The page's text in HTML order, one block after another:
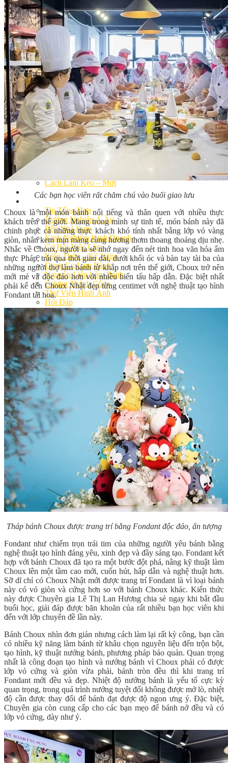
Khóa Học Handmade Mini Cake
Master Class
Chuyên Đề
Khai Giảng
Đăng Ký Học
Công Thức
Cách Làm Bánh Việt
Cách Làm Bánh Âu
Cách Làm Bánh Kem
Cách Làm Bánh Mì
Cách Làm Bánh Trung Thu
Cách Làm Bánh Flan
Cách Làm Bánh Bao
Cách Làm Bánh Bông Lan
Cách Làm Bánh Su Kem
Cách làm bánh CupCake
Cách làm bánh chay
Cách Làm Kẹo – Mứt
Video
Tin Tổng Hợp
Hướng Nghiệp Á Âu
Bếp Nhà Kate
Kinh Nghiệm Kinh Doanh
Cơ Hội Việc Làm
Kiến Thức – Kỹ Năng
Dụng Cụ Làm Bánh
Nguyên Liệu Làm Bánh
Gương Thành Công
Thư Viện Hình Ảnh
Hỏi Đáp
Siêu thị ĐVP Market
Việc Làm
Chưa có sản phẩm trong giỏ hàng.
Giỏ hàng
Chưa có sản phẩm trong giỏ hàng.
Các bạn học viên rất chăm chú vào buổi giao lưu
Choux là một món bánh nổi tiếng và thân quen với nhiều thực
khách trên thế giới. Mang trong mình sự tinh tế, món bánh này đã
chinh phục cả những thực khách khó tính nhất bằng lớp vỏ vàng
giòn, nhân kem mịn màng cùng hương thơm thoang thoảng dịu nhẹ.
Nhắc về Choux, người ta sẽ nhớ ngay đến nét tinh hoa văn hóa ẩm
thực Pháp, trải qua thời gian dài, dưới khối óc và bàn tay tài ba của
những người thợ làm bánh từ khắp nơi trên thế giới, Choux trở nên
mới mẻ và độc đáo hơn với nhiều biến tấu hấp dẫn. Đặc biệt nhất
phải kể đến Choux Nhật đẹp từng centimet với nghệ thuật tạo hình
Fondant tài hoa.
Tháp bánh Choux được trang trí bằng Fondant độc đáo, ấn tượng
Fondant như chiếm trọn trái tim của những người yêu bánh bằng
nghệ thuật tạo hình đáng yêu, xinh đẹp và đầy sáng tạo. Fondant kết
hợp với bánh Choux đã tạo ra một bước đột phá, nâng kỹ thuật làm
Choux lên một tầm cao mới, cuốn hút, hấp dẫn và nghệ thuật hơn.
Sỡ dĩ chỉ có Choux Nhật mới được trang trí Fondant là vì loại bánh
này có vỏ giòn và cứng hơn so với bánh Choux khác. Kiến thức
này được Chuyên gia Lê Thị Lan Hương chia sẻ ngay khi bắt đầu
buổi học, giải đáp được băn khoăn của rất nhiều bạn học viên khi
đến với lớp chuyên đề lần này.
Bánh Choux nhìn đơn giản nhưng cách làm lại rất kỳ công, bạn cần
có nhiều kỹ năng làm bánh từ khâu chọn nguyên liệu đến trộn bột,
tạo hình, kỹ thuật nướng bánh, phương pháp bảo quản. Quan trọng
nhất là công đoạn tạo hình và nướng bánh vì Choux phải có được
lớp vỏ cứng và giòn vừa phải, bánh tròn đều thì khi trang trí
Fondant mới đều và đẹp. Nhiệt độ nướng bánh là yếu tố cực kỳ
quan trọng, trong quá trình nướng tuyệt đối không được mở lò, nhiệt
độ cần được thay đổi để bánh đạt được độ ngon ưng ý. Đặc biệt,
Chuyên gia còn cung cấp cho các bạn mẹo để bánh nở đều và có
lớp vỏ cứng, dày như ý.